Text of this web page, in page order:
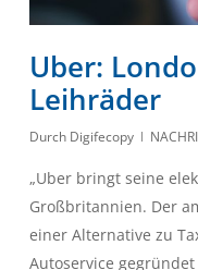
Uber:
Leihräder
Durch Digifecopy
„Uber bringt seine
Großbritannien. Der
einer Alternative zu
Autoservice